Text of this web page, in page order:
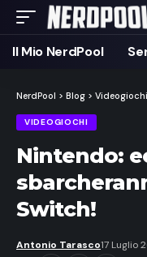
Il Mio NerdPool
NerdPool > Blog > Videogiochi
VIDEOGIOCHI
Nintendo:
Switch!
Antonio Tarasco17 Luglio